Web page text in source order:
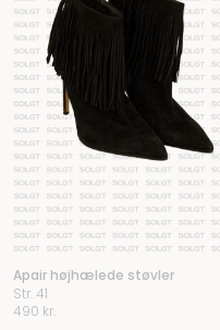
Apair højhælede støvler
Str. 41
490 kr.